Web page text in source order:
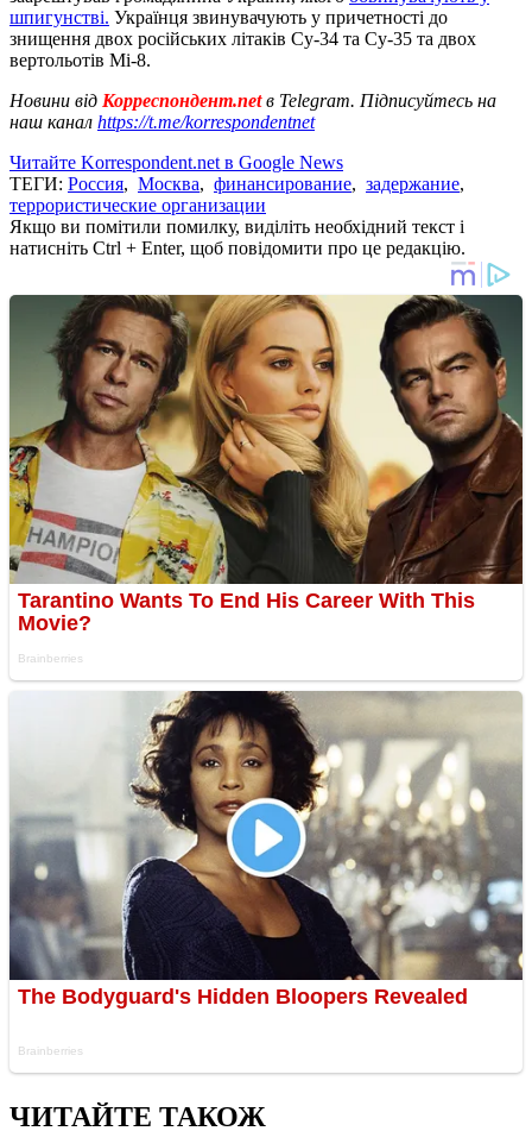
шпигунстві. Українця звинувачують у причетності до
знищення двох російських літаків Су-34 та Су-35 та двох
вертольотів Мі-8.
Новини від Корреспондент.netв Telegram. Підписуйтесь на
наш канал https://t.me/korrespondentnet
Читайте Korrespondent.net в Google News
ТЕГИ: Россия, Москва, финансирование, задержание,
террористические организации
Якщо ви помітили помилку, виділіть необхідний текст і
натисніть Ctrl + Enter, щоб повідомити про це редакцію.
ЧИТАЙТЕ ТАКОЖ